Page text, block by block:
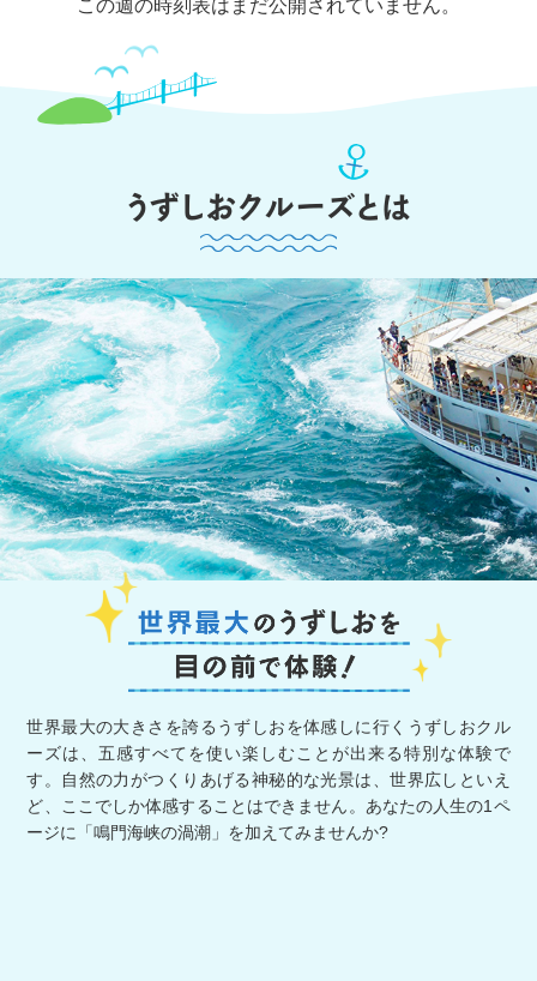
この週の時刻表はまだ公開されていません。
世界最大の大きさを誇るうずしおを体感しに行くうずしおクル
ーズは、五感すべてを使い楽しむことが出来る特別な体験で
す。自然の力がつくりあげる神秘的な光景は、世界広しといえ
ど、ここでしか体感することはできません。あなたの人生の1ペ
ージに「鳴門海峡の渦潮」を加えてみませんか?